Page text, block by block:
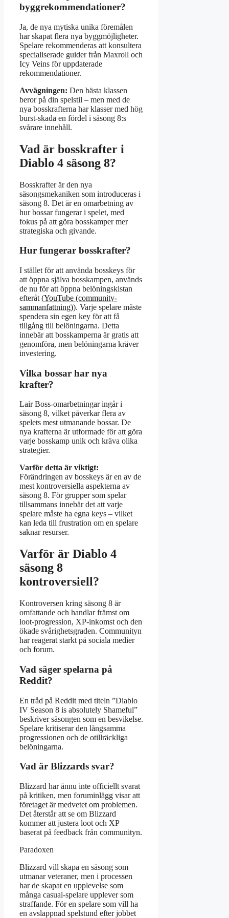
byggrekommendationer?
Ja, de nya mytiska unika föremålen
har skapat flera nya byggmöjligheter.
Spelare rekommenderas att konsultera
specialiserade guider från Maxroll och
Icy Veins för uppdaterade
rekommendationer.
Avvägningen: Den bästa klassen
beror på din spelstil – men med de
nya bosskrafterna har klasser med hög
burst-skada en fördel i säsong 8:s
svårare innehåll.
Vad är bosskrafter i
Diablo 4 säsong 8?
Bosskrafter är den nya
säsongsmekaniken som introduceras i
säsong 8. Det är en omarbetning av
hur bossar fungerar i spelet, med
fokus på att göra bosskamper mer
strategiska och givande.
Hur fungerar bosskrafter?
I stället för att använda bosskeys för
att öppna själva bosskampen, används
de nu för att öppna belöningskistan
efteråt (YouTube (community-
sammanfattning)). Varje spelare måste
spendera sin egen key för att få
tillgång till belöningarna. Detta
innebär att bosskamperna är gratis att
genomföra, men belöningarna kräver
investering.
Vilka bossar har nya
krafter?
Lair Boss-omarbetningar ingår i
säsong 8, vilket påverkar flera av
spelets mest utmanande bossar. De
nya krafterna är utformade för att göra
varje bosskamp unik och kräva olika
strategier.
Varför detta är viktigt:
Förändringen av bosskeys är en av de
mest kontroversiella aspekterna av
säsong 8. För grupper som spelar
tillsammans innebär det att varje
spelare måste ha egna keys – vilket
kan leda till frustration om en spelare
saknar resurser.
Varför är Diablo 4
säsong 8
kontroversiell?
Kontroversen kring säsong 8 är
omfattande och handlar främst om
loot-progression, XP-inkomst och den
ökade svårighetsgraden. Communityn
har reagerat starkt på sociala medier
och forum.
Vad säger spelarna på
Reddit?
En tråd på Reddit med titeln ”Diablo
IV Season 8 is absolutely Shameful”
beskriver säsongen som en besvikelse.
Spelare kritiserar den långsamma
progressionen och de otillräckliga
belöningarna.
Vad är Blizzards svar?
Blizzard har ännu inte officiellt svarat
på kritiken, men foruminlägg visar att
företaget är medvetet om problemen.
Det återstår att se om Blizzard
kommer att justera loot och XP
baserat på feedback från communityn.
Paradoxen
Blizzard vill skapa en säsong som
utmanar veteraner, men i processen
har de skapat en upplevelse som
många casual-spelare upplever som
straffande. För en spelare som vill ha
en avslappnad spelstund efter jobbet